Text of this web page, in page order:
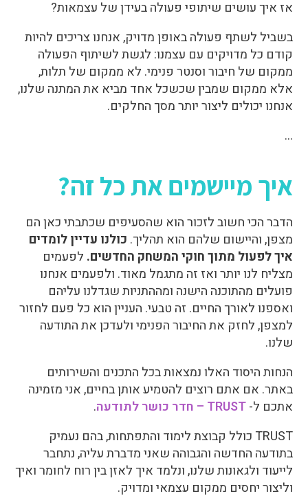
אז איך עושים שיתופי פעולה בעידן של עצמאות?
בשביל לשתף פעולה באופן מדויק, אנחנו צריכים להיות
קודם כל מדויקים עם עצמנו: לגשת לשיתוף הפעולה
ממקום של חיבור וסנטר פנימי. לא ממקום של תלות,
אלא ממקום שמבין שכשכל אחד מביא את המתנה שלנו,
אנחנו יכולים ליצור יותר מסך החלקים.
…
איך מיישמים את כל זה?
הדבר הכי חשוב לזכור הוא שהסעיפים שכתבתי כאן הם
מצפן, והיישום שלהם הוא תהליך. כולנו עדיין לומדים
איך לפעול מתוך חוקי המשחק החדשים. לפעמים
מצליח לנו יותר ואז זה מתגמל מאוד. ולפעמים אנחנו
פועלים מהתוכנה הישנה ומההתניות שגדלנו עליהם
ואספנו לאורך החיים. זה טבעי. העניין הוא כל פעם לחזור
למצפן, לחזק את החיבור הפנימי ולעדכן את התודעה
שלנו.
הנחות היסוד האלו נמצאות בכל התכנים והשירותים
באתר. אם אתם רוצים להטמיע אותן בחיים, אני מזמינה
אתכם ל-TRUST – חדר כושר לתודעה
.
TRUST כולל קבוצת לימוד והתפתחות, בהם נעמיק
בתודעה החדשה והגבוהה שאני מדברת עליה, נתחבר
לייעוד ולגאונות שלנו, ונלמד איך לאזן בין רוח לחומר ואיך
וליצור יחסים ממקום עצמאי ומדויק.